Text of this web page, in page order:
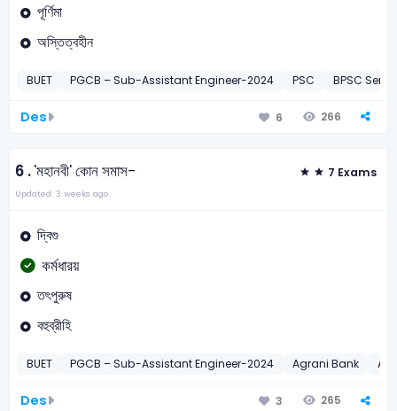
পূর্ণিমা
অস্তিত্বহীন
BUET PGCB – Sub-Assistant Engineer-2024 PSC BPSC
Des 6 266
6 .'মহানবী' কোন সমাস- 7 Exams
Updated: 3 weeks ago
দ্বিগু
কর্মধারয়
তৎপুরুষ
বহুব্রীহি
BUET PGCB – Sub-Assistant Engineer-2024 Agrani Bank
Des 3 265